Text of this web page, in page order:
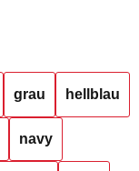
grau hellblau
navy